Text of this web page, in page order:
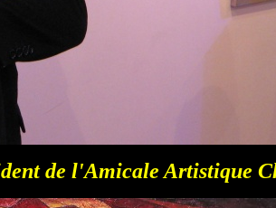
de l'Amicale Artistique